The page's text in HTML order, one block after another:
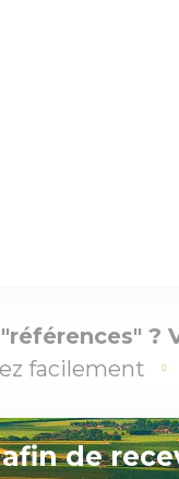
?
facilement
de